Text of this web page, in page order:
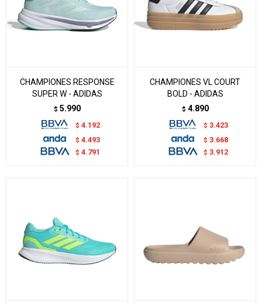
CHAMPIONES RESPONSE
SUPER W - ADIDAS
$ 5.990
$ 4.192
$ 4.493
$ 4.791
CHAMPIONES VL COURT
BOLD - ADIDAS
$ 4.890
$ 3.423
$ 3.668
$ 3.912